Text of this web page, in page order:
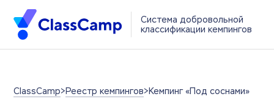
Система добровольной
классификации кемпингов
ClassCamp>Реестр кемпингов>Кемпинг «Под соснами»